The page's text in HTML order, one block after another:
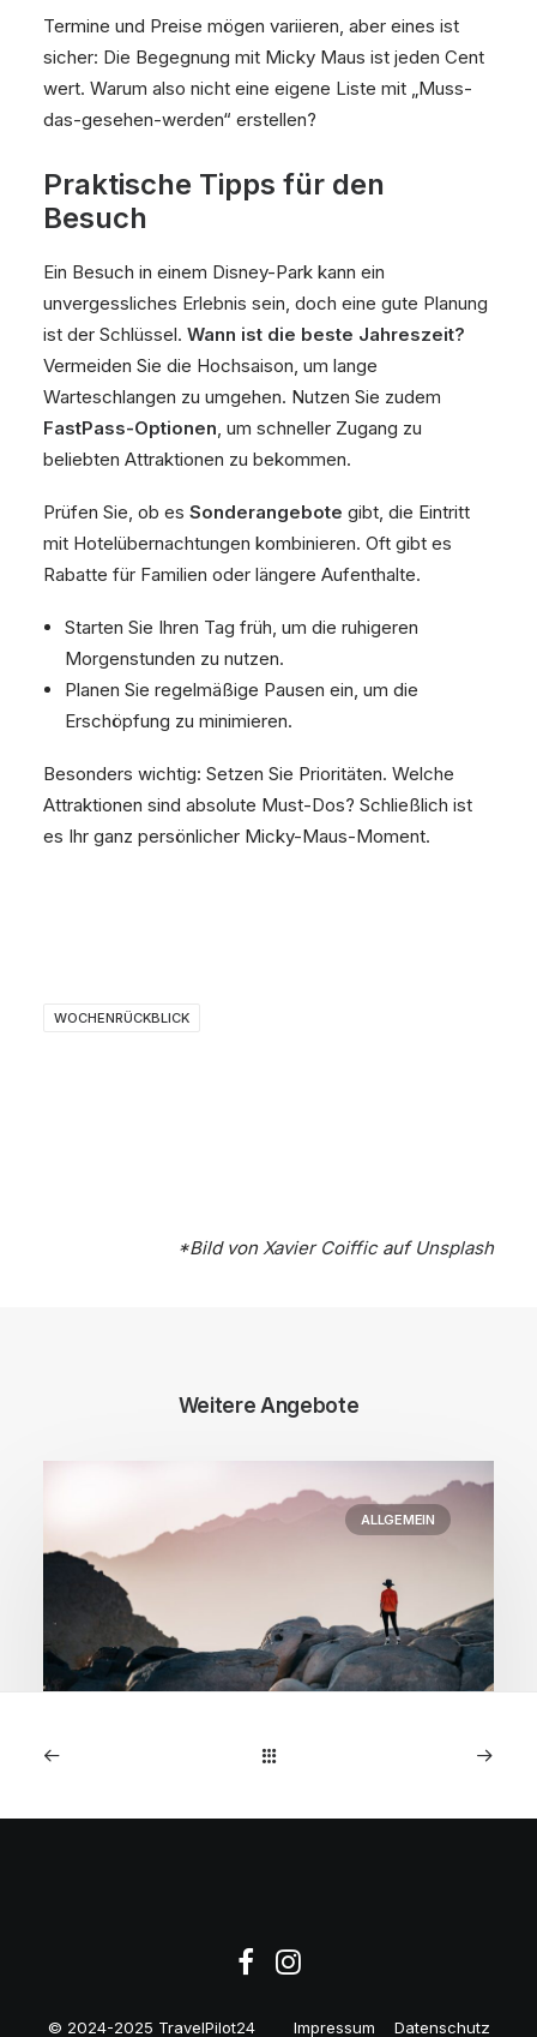
Termine und Preise mögen variieren, aber eines ist
sicher: Die Begegnung mit Micky Maus ist jeden Cent
wert. Warum also nicht eine eigene Liste mit „Muss-
das-gesehen-werden“ erstellen?
Praktische Tipps für den
Besuch
Ein Besuch in einem Disney-Park kann ein
unvergessliches Erlebnis sein, doch eine gute Planung
ist der Schlüssel. Wann ist die beste Jahreszeit?
Vermeiden Sie die Hochsaison, um lange
Warteschlangen zu umgehen. Nutzen Sie zudem
FastPass-Optionen, um schneller Zugang zu
beliebten Attraktionen zu bekommen.
Prüfen Sie, ob es Sonderangebote gibt, die Eintritt
mit Hotelübernachtungen kombinieren. Oft gibt es
Rabatte für Familien oder längere Aufenthalte.
Starten Sie Ihren Tag früh, um die ruhigeren
Morgenstunden zu nutzen.
Planen Sie regelmäßige Pausen ein, um die
Erschöpfung zu minimieren.
Besonders wichtig: Setzen Sie Prioritäten. Welche
Attraktionen sind absolute Must-Dos? Schließlich ist
es Ihr ganz persönlicher Micky-Maus-Moment.
WOCHENRÜCKBLICK
*Bild vonXavier Coifficauf Unsplash
Weitere Angebote
ALLGEMEIN
5. Oktober 2025
Miles&More und Pegasus
© 2024-2025 TravelPilot24 Impressum Datenschutz